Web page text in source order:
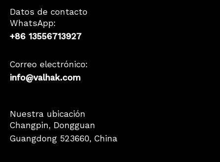
Datos de contacto
WhatsApp:
+86 13556713927
Correo electrónico:
info@valhak.com
Nuestra ubicación
Changpin, Dongguan
Guangdong 523660, China